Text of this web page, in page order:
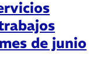
de junio